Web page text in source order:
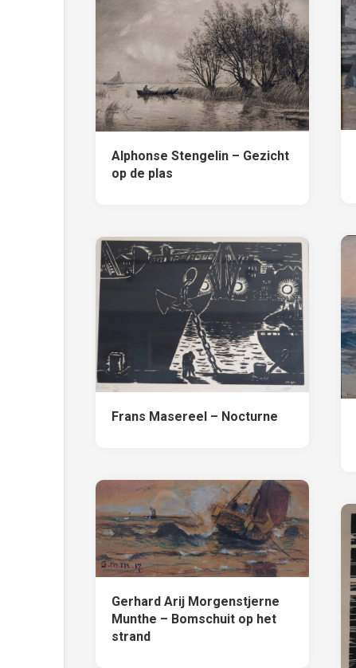
Alphonse Stengelin – Gezicht
op de plas
Frans Masereel – Nocturne
Gerhard Arij Morgenstjerne
Munthe – Bomschuit op het
strand